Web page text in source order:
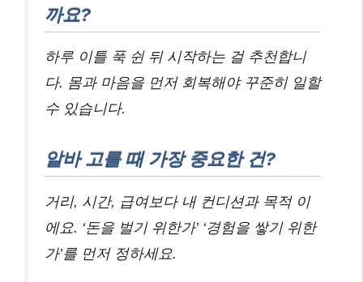
까요?
하루 이틀 푹 쉰 뒤 시작하는 걸 추천합니
다. 몸과 마음을 먼저 회복해야 꾸준히 일할
수 있습니다.
알바 고를 때 가장 중요한 건?
거리, 시간, 급여보다 내 컨디션과 목적 이
에요. ‘돈을 벌기 위한가’ ‘경험을 쌓기 위한
가’를 먼저 정하세요.